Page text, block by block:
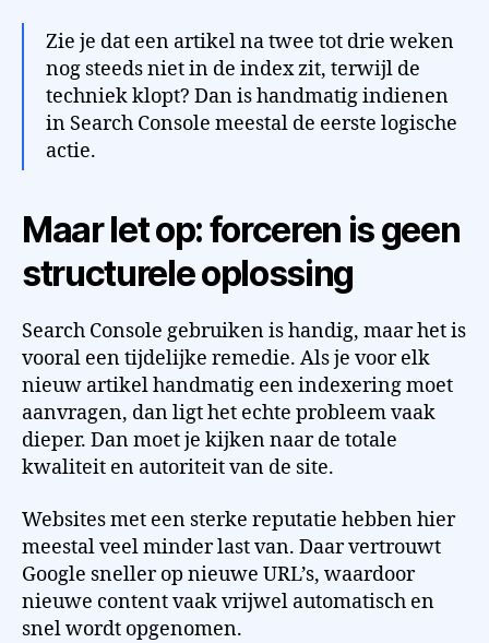
Zie je dat een artikel na twee tot drie weken
nog steeds niet in de index zit, terwijl de
techniek klopt? Dan is handmatig indienen
in Search Console meestal de eerste logische
actie.
Maar let op: forceren is geen
structurele oplossing
Search Console gebruiken is handig, maar het is
vooral een tijdelijke remedie. Als je voor elk
nieuw artikel handmatig een indexering moet
aanvragen, dan ligt het echte probleem vaak
dieper. Dan moet je kijken naar de totale
kwaliteit en autoriteit van de site.
Websites met een sterke reputatie hebben hier
meestal veel minder last van. Daar vertrouwt
Google sneller op nieuwe URL’s, waardoor
nieuwe content vaak vrijwel automatisch en
snel wordt opgenomen.